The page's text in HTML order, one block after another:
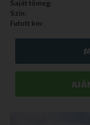
Saját tömeg:
Szín:
Futott km: